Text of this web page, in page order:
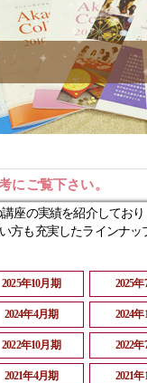
にご覧下さい。
座の実績を紹介してお
方も充実したラインナッ
2025年10月期 2025
2024年4月期 2024
2022年10月期 2022
2021年4月期 2021